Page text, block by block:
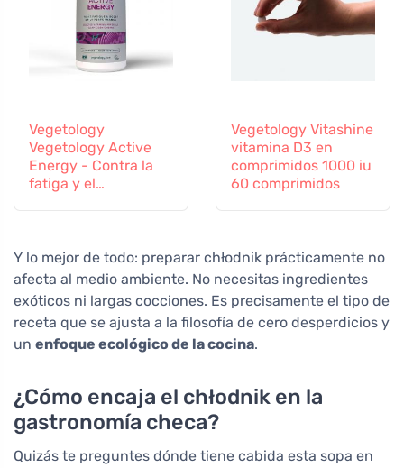
Vegetology
Vegetology Active
Energy - Contra la
fatiga y el
Vegetology Vitashine
vitamina D3 en
comprimidos 1000 iu
60 comprimidos
Y lo mejor de todo: preparar chłodnik prácticamente no
afecta al medio ambiente. No necesitas ingredientes
exóticos ni largas cocciones. Es precisamente el tipo de
receta que se ajusta a la filosofía de cero desperdicios y
un enfoque ecológico de la cocina.
¿Cómo encaja el chłodnik en la
gastronomía checa?
Quizás te preguntes dónde tiene cabida esta sopa en